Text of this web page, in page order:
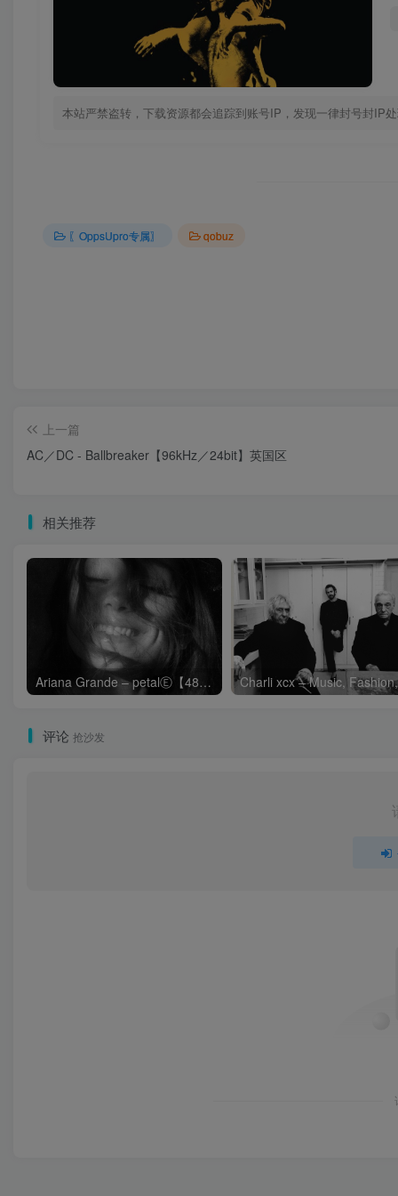
本站严禁盗转，下载资源都会追踪到账号IP，发现一律封号封IP
〖OppsUpro专属〗 qobuz
上一篇
AC／DC - Ballbreaker【96kHz／24bit】英国区
相关推荐
Ariana Grande – petalⒺ【48kHz／24bit】英国区
评论 抢沙发